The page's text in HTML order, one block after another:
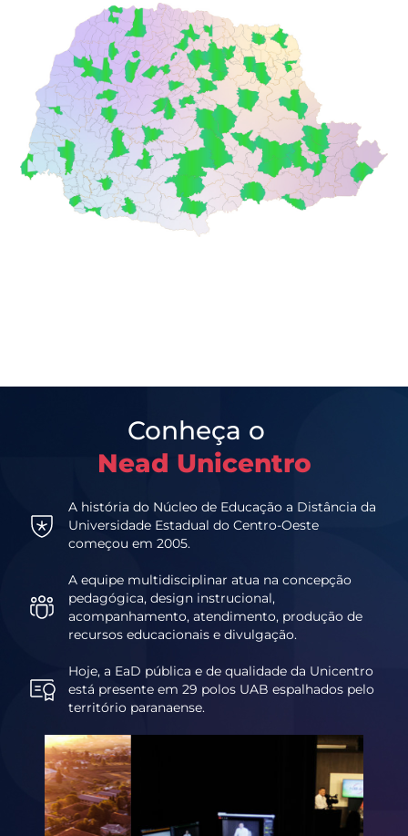
Conheça o
Nead Unicentro
A história do Núcleo de Educação a Distância da
Universidade Estadual do Centro-Oeste
começou em 2005.
A equipe multidisciplinar atua na concepção
pedagógica, design instrucional,
acompanhamento, atendimento, produção de
recursos educacionais e divulgação.
Hoje, a EaD pública e de qualidade da Unicentro
está presente em 29 polos UAB espalhados pelo
território paranaense.